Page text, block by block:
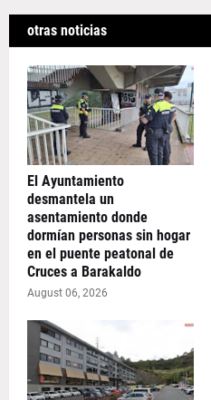
otras noticias
El Ayuntamiento
desmantela un
asentamiento donde
dormían personas sin hogar
en el puente peatonal de
Cruces a Barakaldo
August 06, 2026